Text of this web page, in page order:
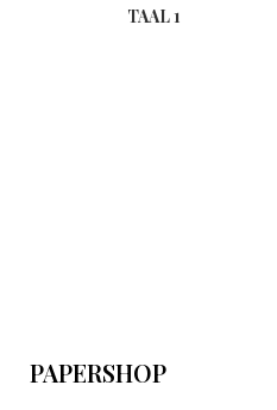
TAAL 1
PAPERSHOP